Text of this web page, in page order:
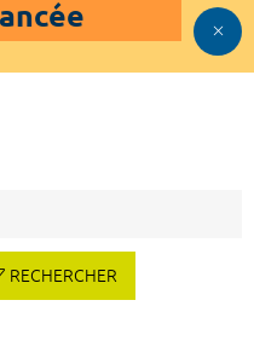
RECHERCHER